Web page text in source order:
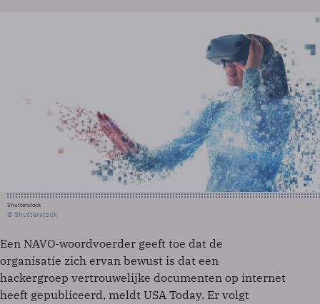
Shutterstock
© Shutterstock
Een NAVO-woordvoerder geeft toe dat de
organisatie zich ervan bewust is dat een
hackergroep vertrouwelijke documenten op internet
heeft gepubliceerd, meldt USA Today. Er volgt